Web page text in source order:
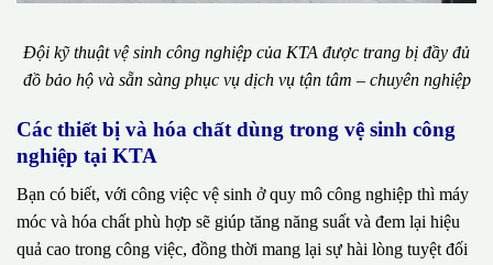
Đội kỹ thuật vệ sinh công nghiệp của KTA được trang bị đầy đủ
đồ bảo hộ và sẵn sàng phục vụ dịch vụ tận tâm – chuyên nghiệp
Các thiết bị và hóa chất dùng trong vệ sinh công
nghiệp tại KTA
Bạn có biết, với công việc vệ sinh ở quy mô công nghiệp thì máy
móc và hóa chất phù hợp sẽ giúp tăng năng suất và đem lại hiệu
quả cao trong công việc, đồng thời mang lại sự hài lòng tuyệt đối